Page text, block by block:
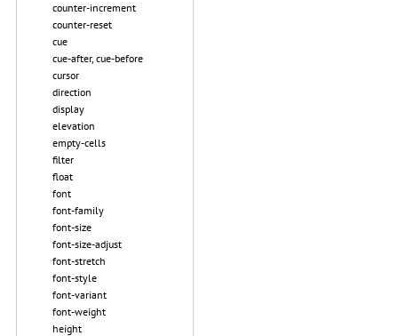
counter-increment
counter-reset
cue
cue-after, cue-before
cursor
direction
display
elevation
empty-cells
filter
float
font
font-family
font-size
font-size-adjust
font-stretch
font-style
font-variant
font-weight
height